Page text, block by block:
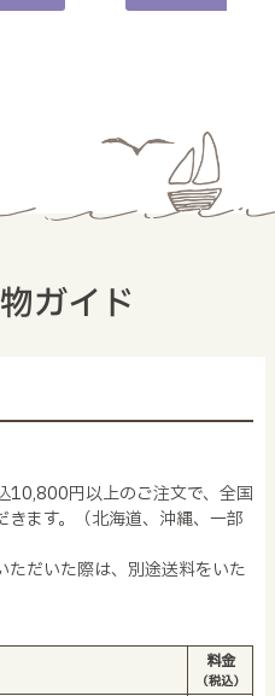
ガイド
10,800円以上のご注文で、全国
ます。（北海道、沖縄、一部
だいた際は、別途送料をいた
料金
（税込）